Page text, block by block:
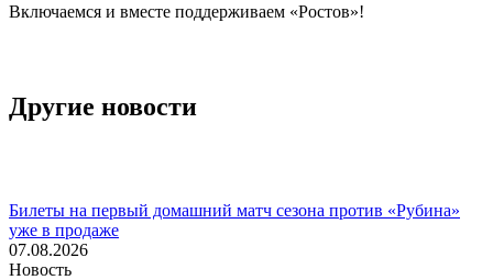
Включаемся и вместе поддерживаем «Ростов»!
Другие новости
Билеты на первый домашний матч сезона против «Рубина»
уже в продаже
07.08.2026
Новость